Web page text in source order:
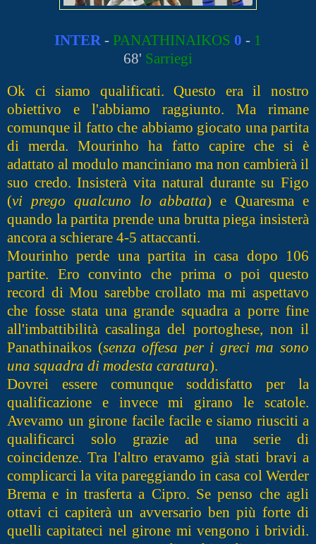
INTER - PANATHINAIKOS 0 - 1
68' Sarriegi
Ok ci siamo qualificati. Questo era il nostro
obiettivo e l'abbiamo raggiunto. Ma rimane
comunque il fatto che abbiamo giocato una partita
di merda. Mourinho ha fatto capire che si è
adattato al modulo manciniano ma non cambierà il
suo credo. Insisterà vita natural durante su Figo
(vi prego qualcuno lo abbatta) e Quaresma e
quando la partita prende una brutta piega insisterà
ancora a schierare 4-5 attaccanti.
Mourinho perde una partita in casa dopo 106
partite. Ero convinto che prima o poi questo
record di Mou sarebbe crollato ma mi aspettavo
che fosse stata una grande squadra a porre fine
all'imbattibilità casalinga del portoghese, non il
Panathinaikos (senza offesa per i greci ma sono
una squadra di modesta caratura).
Dovrei essere comunque soddisfatto per la
qualificazione e invece mi girano le scatole.
Avevamo un girone facile facile e siamo riusciti a
qualificarci solo grazie ad una serie di
coincidenze. Tra l'altro eravamo già stati bravi a
complicarci la vita pareggiando in casa col Werder
Brema e in trasferta a Cipro. Se penso che agli
ottavi ci capiterà un avversario ben più forte di
quelli capitateci nel girone mi vengono i brividi.